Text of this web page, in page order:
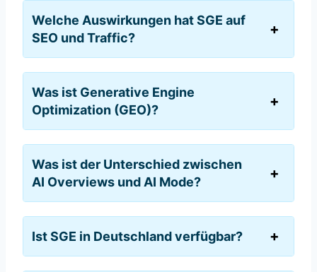
Welche Auswirkungen hat SGE auf
SEO und Traffic?
Was ist Generative Engine
Optimization (GEO)?
Was ist der Unterschied zwischen
AI Overviews und AI Mode?
Ist SGE in Deutschland verfügbar?